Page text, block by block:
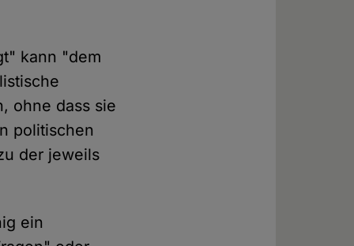
kann "dem
ohne dass sie
politischen
der jeweils
ein